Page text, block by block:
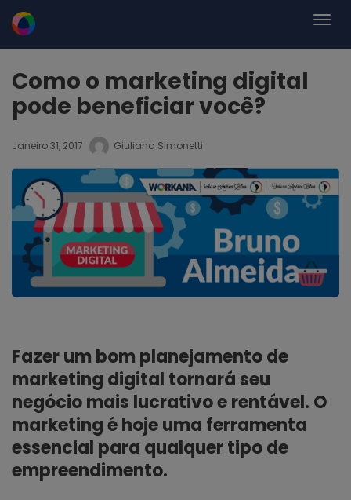
Como o marketing digital
pode beneficiar você?
Janeiro 31, 2017 Giuliana Simonetti
Fazer um bom planejamento de
marketing digital tornará seu
negócio mais lucrativo e rentável. O
marketing é hoje uma ferramenta
essencial para qualquer tipo de
empreendimento.